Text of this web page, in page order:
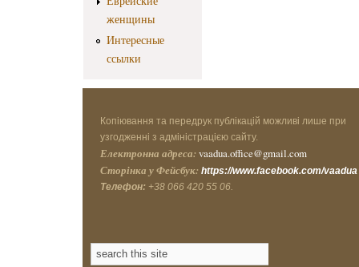
женщины
Интересные
ссылки
Копіювання та передрук публікацій можливі лише при
узгодженні з адміністрацією сайту.
Електронна адреса: vaadua.office@gmail.com
Сторінка у Фейсбук: https://www.facebook.com/vaadua
Телефон: +38 066 420 55 06.